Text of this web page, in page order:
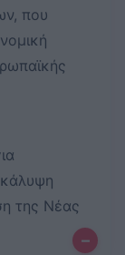
που
της Νέας
–